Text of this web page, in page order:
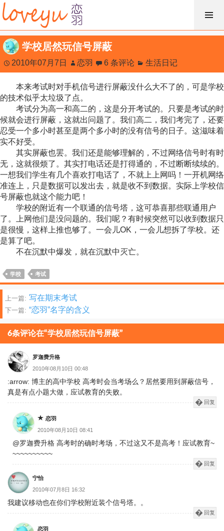
跳
过
内
容
学校居然玩信号屏蔽
2010年07月7日 恋羽 6 条评论 生活日记
本来考试时对手机信号进行屏蔽没什么大不了的，可是学校
的技术似乎太垃圾了点。
考试分为高一和高二的，这是分开考试的。只要是考试的时
候就会进行屏蔽，这就出问题了。我们高二，我们考完了，还要
忍受一个多小时甚至是两个多小时的没有信号的日子。这滋味着
实不好受。
其实屏蔽也罢。我们还是能够理解的，不过网络信号时有时
无，这就很烦了。其实打电话还是打得通的，不过断断续续的。
一想我们学生有几个喜欢打电话了，不就上上网吗！一开机网络
准连上，只是数据可以发出去，就是收不到数据。实际上学校信
号屏蔽也就这个能力吧！
学校的附近有一个联通的信号塔，这可恭喜那些联通用户
了。上网他们是没问题的。我们呢？有时候突然可以收到数据只
是很慢，这样上推也够了。一会儿OK，一会儿想拆了学校。还
是算了吧。
不在沉默中爆发，就在沉默中灭亡。
学校 考试
文
章
分
页
上一篇: 写在期末考试
下一篇: “恋羽”名字的含义
6条评论在“学校居然玩信号屏蔽”
罗迦费升格
2010年08月10日 00:48
:arrow: 博主的高中学校 高考时会当考场么？居然要用到屏蔽信号，
真是有点小题大做，应试教育的失败。
回复
恋羽
2010年08月10日 08:41
@罗迦费升格 高考时的确时考场，不过这又不是高考！应试教育~
~~~~~~~~~~
回复
宁怡
2010年07月8日 16:32
我建议移动也在你们学校附近装个信号塔。。
回复
恋羽